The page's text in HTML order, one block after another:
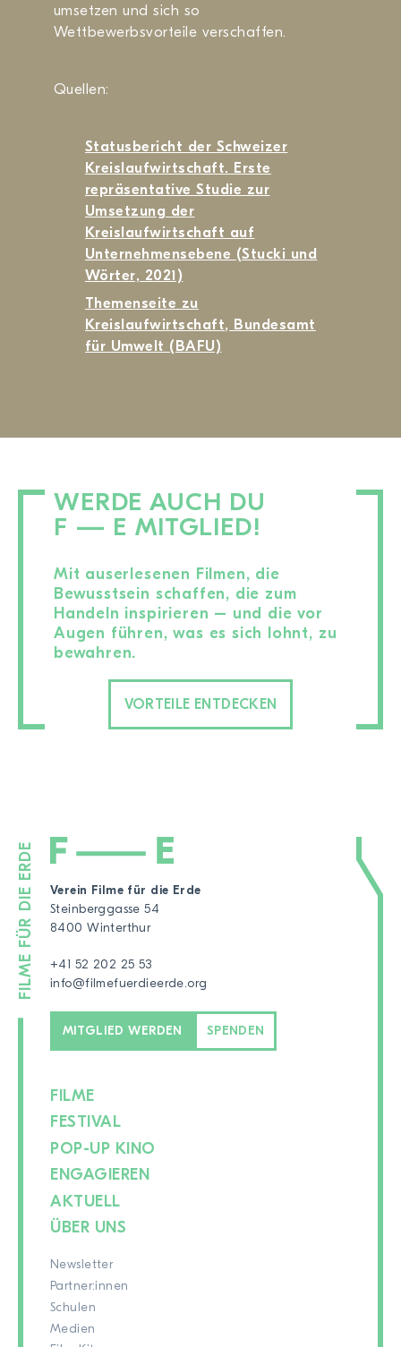
umsetzen und sich so
Wettbewerbsvorteile verschaffen.
Quellen:
Statusbericht der Schweizer
Kreislaufwirtschaft. Erste
repräsentative Studie zur
Umsetzung der
Kreislaufwirtschaft auf
Unternehmensebene (Stucki und
Wörter, 2021)
Themenseite zu
Kreislaufwirtschaft, Bundesamt
für Umwelt (BAFU)
WERDE AUCH DU
F — E MITGLIED!
Mit auserlesenen Filmen, die
Bewusstsein schaffen, die zum
Handeln inspirieren – und die vor
Augen führen, was es sich lohnt, zu
bewahren.
VORTEILE ENTDECKEN
Verein Filme für die Erde
Steinberggasse 54
8400 Winterthur
+41 52 202 25 53
info@filmefuerdieerde.org
MITGLIED WERDEN SPENDEN
FILME
FESTIVAL
POP-UP KINO
ENGAGIEREN
AKTUELL
ÜBER UNS
Newsletter
Partner:innen
Schulen
Medien